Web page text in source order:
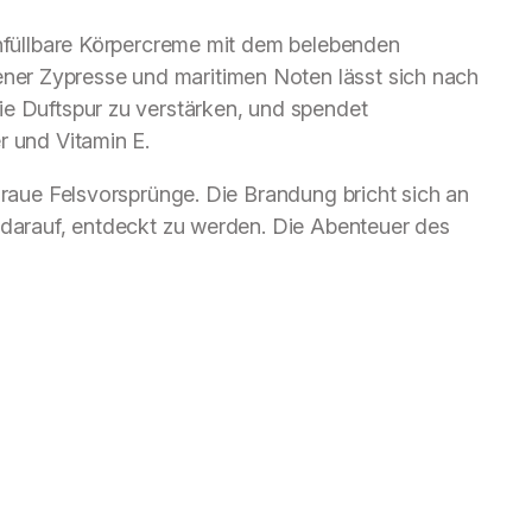
Körpercreme mit dem belebenden
Zypresse und maritimen Noten lässt sich nach
Duftspur zu verstärken, und spendet
und Vitamin E.
Felsvorsprünge. Die Brandung bricht sich an
entdeckt zu werden. Die Abenteuer des